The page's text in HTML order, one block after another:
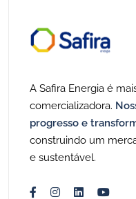
A Safira Energia é
comercializadora.
progresso e
construindo um
e sustentável.